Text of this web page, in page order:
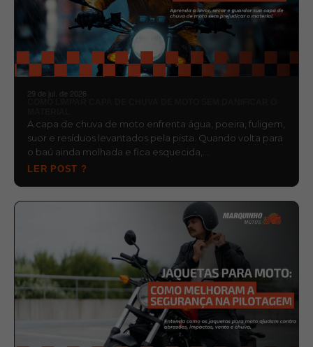
29 de jul. de 2026
A capa de chuva de moto enfrenta água, poeira, fuligem,
suor e resíduos levantados pela pista. Quando volta para
o baú ainda molhada e fica esquecida,…
LER POST ?